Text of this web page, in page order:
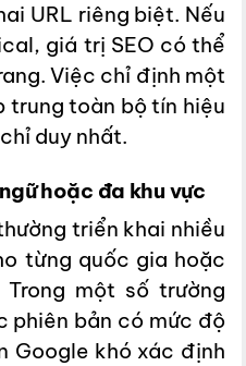
URL riêng biệt. Nếu
giá trị SEO có thể
Việc chỉ định một
trung toàn bộ tín hiệu
duy nhất.
hoặc đa khu vực
triển khai nhiều
từng quốc gia hoặc
một số trường
phiên bản có mức độ
Google khó xác định